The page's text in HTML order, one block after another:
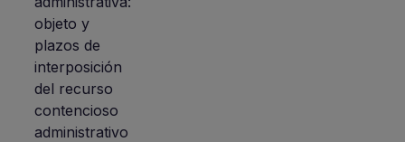
objeto y
plazos de
interposición
del recurso
contencioso
administrativo